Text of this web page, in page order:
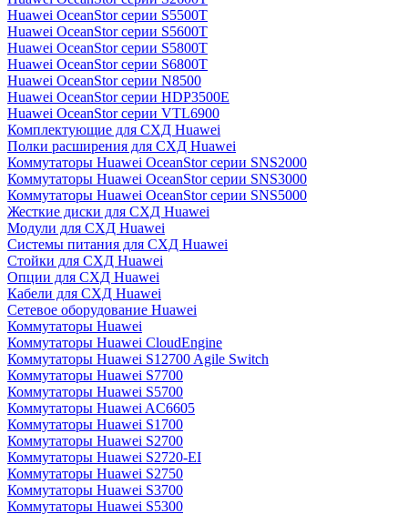
Huawei OceanStor серии S5500T
Huawei OceanStor серии S5600T
Huawei OceanStor серии S5800T
Huawei OceanStor серии S6800T
Huawei OceanStor серии N8500
Huawei OceanStor серии HDP3500E
Huawei OceanStor серии VTL6900
Комплектующие для СХД Huawei
Полки расширения для СХД Huawei
Коммутаторы Huawei OceanStor серии SNS2000
Коммутаторы Huawei OceanStor серии SNS3000
Коммутаторы Huawei OceanStor серии SNS5000
Жесткие диски для СХД Huawei
Модули для СХД Huawei
Системы питания для СХД Huawei
Стойки для СХД Huawei
Опции для СХД Huawei
Кабели для СХД Huawei
Сетевое оборудование Huawei
Коммутаторы Huawei
Коммутаторы Huawei CloudEngine
Коммутаторы Huawei S12700 Agile Switch
Коммутаторы Huawei S7700
Коммутаторы Huawei S5700
Коммутаторы Huawei AC6605
Коммутаторы Huawei S1700
Коммутаторы Huawei S2700
Коммутаторы Huawei S2720-EI
Коммутаторы Huawei S2750
Коммутаторы Huawei S3700
Коммутаторы Huawei S5300